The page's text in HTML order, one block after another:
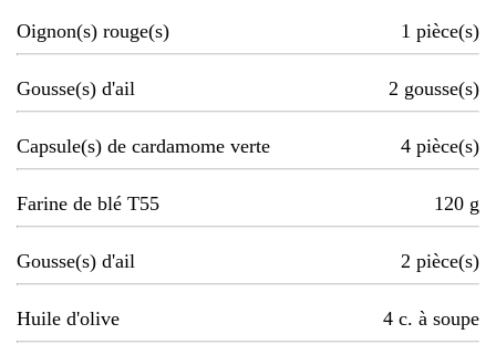
Oignon(s) rouge(s) 1 pièce(s)
Gousse(s) d'ail 2 gousse(s)
Capsule(s) de cardamome verte 4 pièce(s)
Farine de blé T55 120 g
Gousse(s) d'ail 2 pièce(s)
Huile d'olive 4 c. à soupe